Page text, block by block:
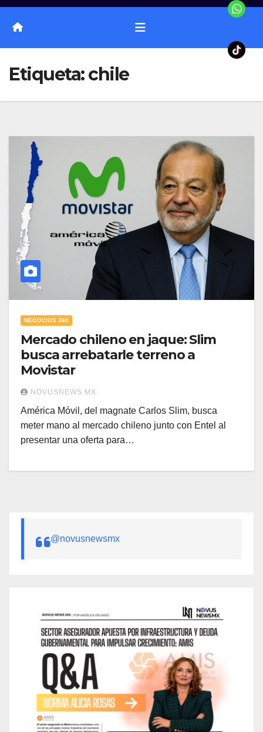
Etiqueta:chile
NEGOCIOS 360
Mercado chileno en jaque: Slim
busca arrebatarle terreno a
Movistar
NOVUSNEWS.MX
América Móvil, del magnate Carlos Slim, busca
meter mano al mercado chileno junto con Entel al
presentar una oferta para…
@novusnewsmx